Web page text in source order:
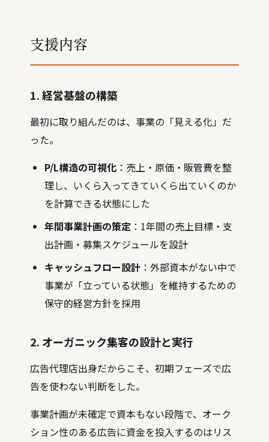
支援内容
1. 経営基盤の構築
最初に取り組んだのは、事業の「見える化」だ
った。
P/L構造の可視化 ：売上・原価・販管費を整
理し、いくら入ってきていくら出ていくのか
を計算できる状態にした
年間事業計画の策定 ：1年間の売上目標・支
出計画・募集スケジュールを設計
キャッシュフロー設計 ：外部資本がない中で
事業が「立っている状態」を維持するための
保守的経営方針を採用
2. オーガニック集客の設計と実行
広告代理店出身だからこそ、初期フェーズで広
告を使わない判断をした。
事業計画が未確定で資本もない段階で、オーク
ション性のある広告に資金を投入するのはリス